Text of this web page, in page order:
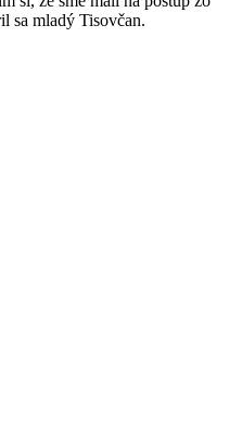
sa mladý Tisovčan.